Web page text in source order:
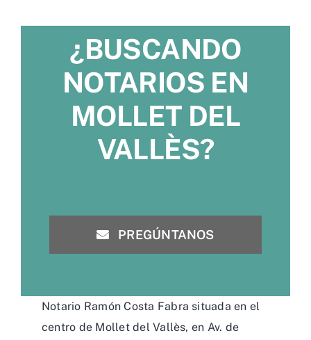
¿BUSCANDO
NOTARIOS EN
MOLLET DEL
VALLÈS?
PREGÚNTANOS
Notario Ramón Costa Fabra situada en el
centro de Mollet del Vallès, en Av. de